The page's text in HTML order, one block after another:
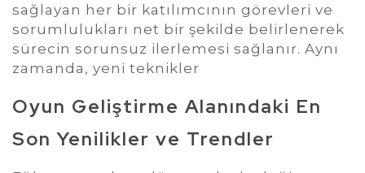
sağlayan her bir katılımcının görevleri ve
sorumlulukları net bir şekilde belirlenerek
sürecin sorunsuz ilerlemesi sağlanır. Aynı
zamanda, yeni teknikler
Oyun Geliştirme Alanındaki En
Son Yenilikler ve Trendler